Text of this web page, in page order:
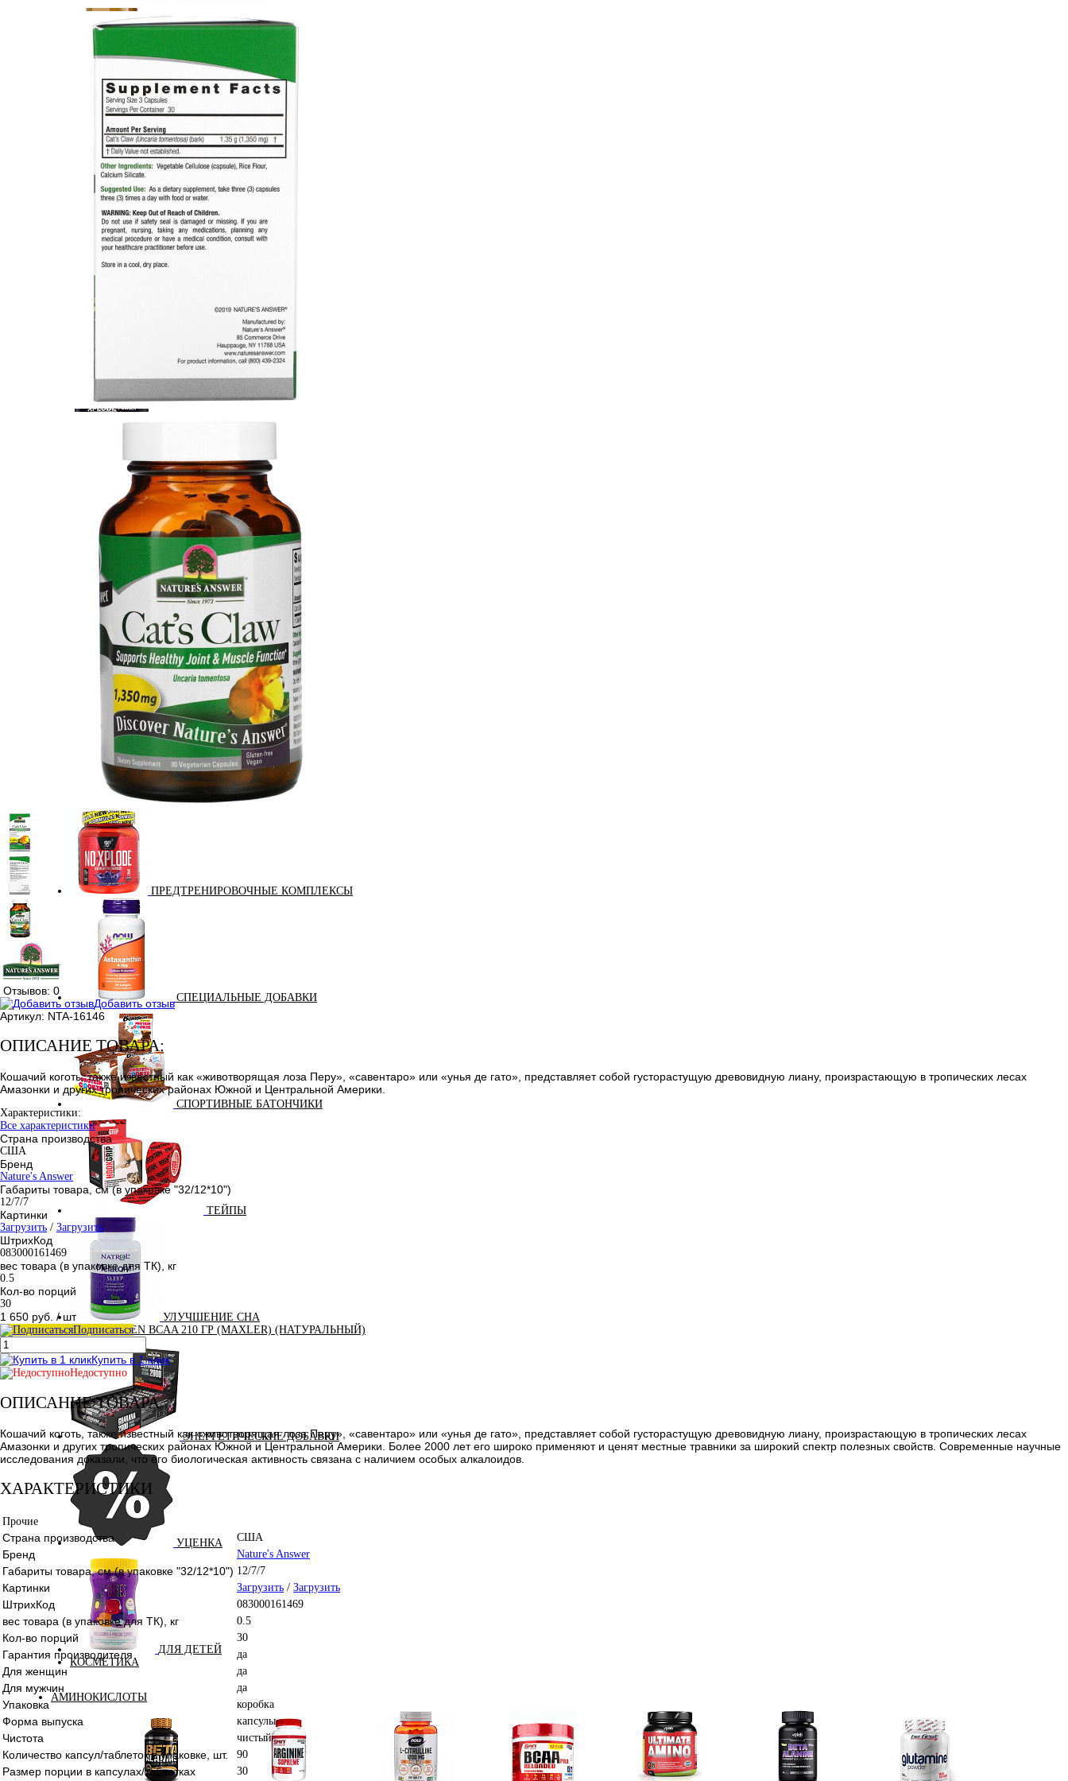
ДИЕТИЧЕСКОЕ ПИТАНИЕ
ЖИРОСЖИГАТЕЛИ
ЗМА (ZMA)
ЗДОРОВЬЕ И ДОЛГОЛЕТИЕ
ОДЕЖДА ДЛЯ ТРЕНИРОВОК
ОКСИД АЗОТА (NO, AAKG)
ПОДАРОЧНЫЙ СЕРТИФИКАТ
ПРЕДТРЕНИРОВОЧНЫЕ КОМПЛЕКСЫ
СПЕЦИАЛЬНЫЕ ДОБАВКИ
СПОРТИВНЫЕ БАТОНЧИКИ
ТЕЙПЫ
УЛУЧШЕНИЕ СНА
100% GOLDEN BCAA 210 ГР (MAXLER) (НАТУРАЛЬНЫЙ)
ЭНЕРГЕТИЧЕСКИЕ ДОБАВКИ
УЦЕНКА
ДЛЯ ДЕТЕЙ
КОСМЕТИКА
АМИНОКИСЛОТЫ
Отзывов: 0
Добавить отзыв
Артикул: NTA-16146
ОПИСАНИЕ ТОВАРА:
Кошачий коготь, также известный как «животворящая лоза Перу», «савентаро» или «унья де гато», представляет собой густорастущую древовидную лиану, произрастающую в тропических лесах
Амазонки и других тропических районах Южной и Центральной Америки.
Характеристики:
Все характеристики
Страна производства
США
Бренд
Nature's Answer
Габариты товара, см (в упаковке "32/12*10")
12/7/7
Картинки
Загрузить / Загрузить
ШтрихКод
083000161469
вес товара (в упаковке для ТК), кг
0.5
Кол-во порций
30
1 650 руб. / шт
Подписаться
Купить в 1 клик
Недоступно
ОПИСАНИЕ ТОВАРА
Кошачий коготь, также известный как «животворящая лоза Перу», «савентаро» или «унья де гато», представляет собой густорастущую древовидную лиану, произрастающую в тропических лесах
Амазонки и других тропических районах Южной и Центральной Америки. Более 2000 лет его широко применяют и ценят местные травники за широкий спектр полезных свойств. Современные научные
исследования доказали, что его биологическая активность связана с наличием особых алкалоидов.
ХАРАКТЕРИСТИКИ
Прочие
Страна производства США
Бренд Nature's Answer
Габариты товара, см (в упаковке "32/12*10") 12/7/7
Картинки Загрузить / Загрузить
ШтрихКод 083000161469
вес товара (в упаковке для ТК), кг 0.5
Кол-во порций 30
Гарантия производителя да
Для женщин да
Для мужчин да
Упаковка коробка
Форма выпуска капсулы
Чистота чистый
Количество капсул/таблеток в упаковке, шт. 90
Размер порции в капсулах/таблетках 30